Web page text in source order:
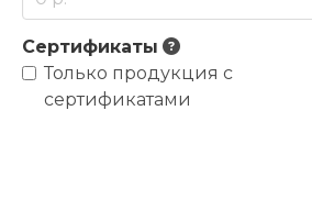
Сертификаты
Только продукция с
сертификатами